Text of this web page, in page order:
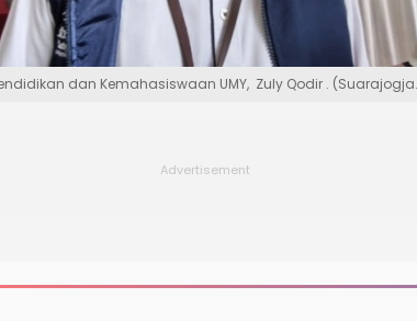
dan Kemahasiswaan UMY, Zuly Qodir .